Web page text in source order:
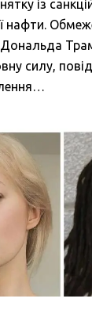
із
нафти.
силу,